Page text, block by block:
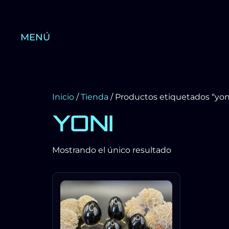
MENÚ
Inicio /Tienda / Productos etiquetados
YONI
Mostrando el único resultado